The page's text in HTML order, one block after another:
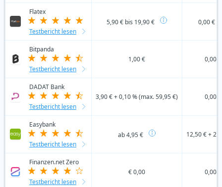
Flatex
Testbericht lesen
5,90 € bis 19,90 € 0,00 €
Bitpanda
Testbericht lesen
1,00 € 0,00 €
DADAT Bank
Testbericht lesen
3,90 € + 0,10 % (max. 59,95 €) 0,00 €
Easybank
Testbericht lesen
ab 4,95 € 12,50 € + 20
Finanzen.net Zero
Testbericht lesen
€ 0,00 0,00 €